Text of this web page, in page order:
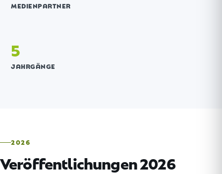
MEDIENPARTNER
5
JAHRGÄNGE
2026
Veröffentlichungen 2026